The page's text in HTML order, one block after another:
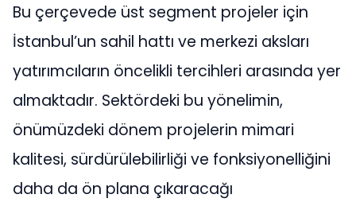
Bu çerçevede üst segment projeler için
İstanbul’un sahil hattı ve merkezi aksları
yatırımcıların öncelikli tercihleri arasında yer
almaktadır. Sektördeki bu yönelimin,
önümüzdeki dönem projelerin mimari
kalitesi, sürdürülebilirliği ve fonksiyonelliğini
daha da ön plana çıkaracağı